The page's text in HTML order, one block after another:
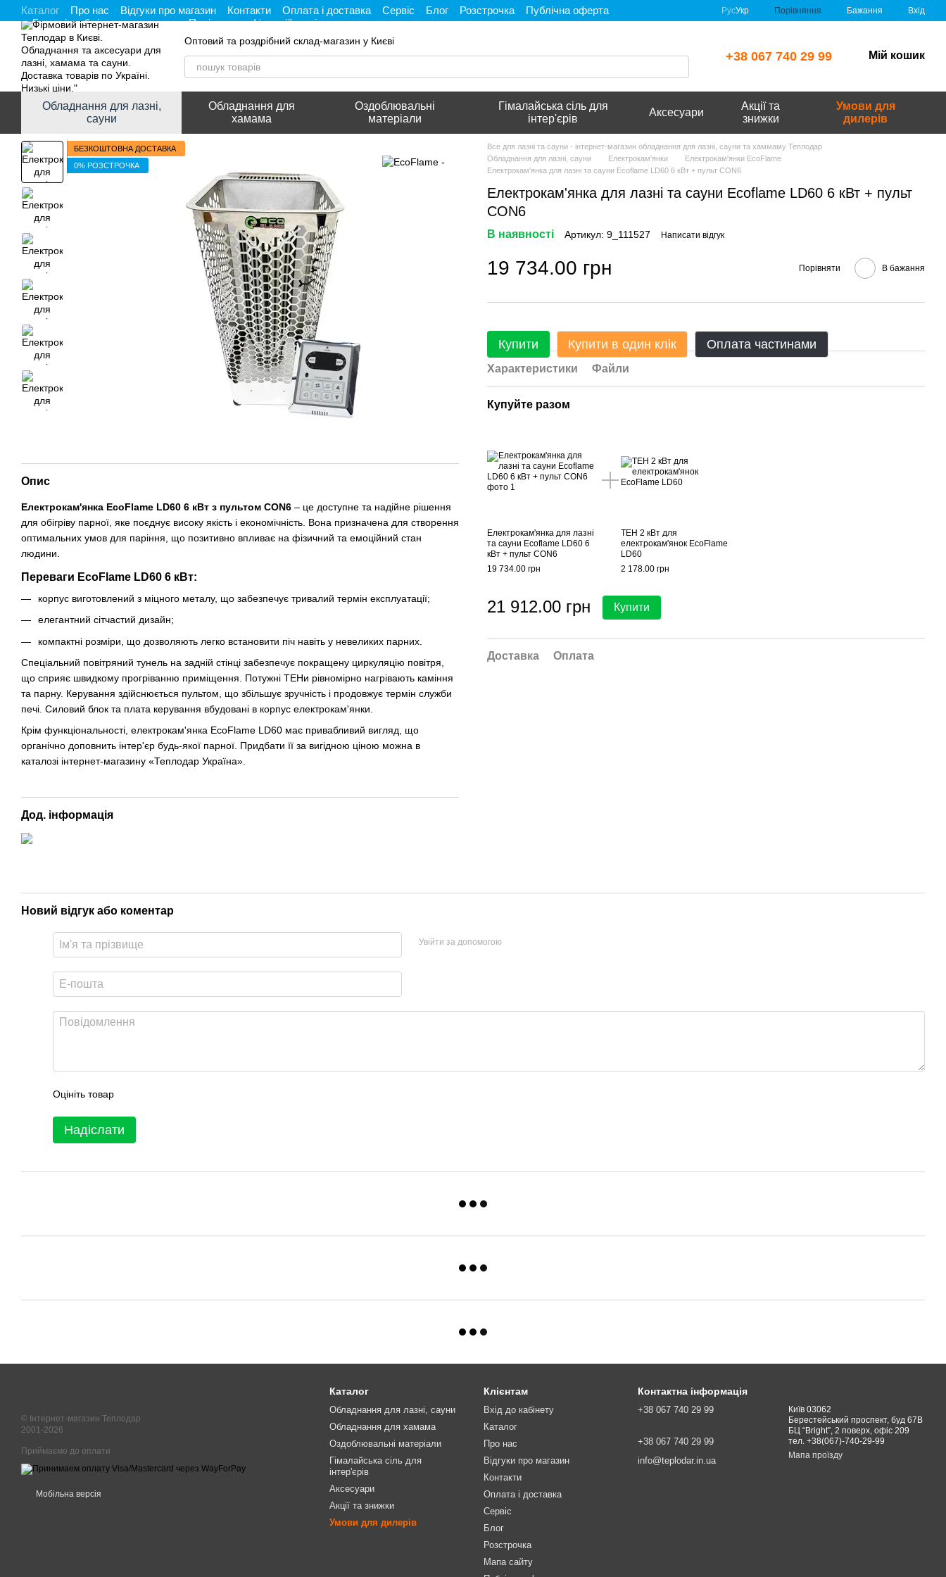
Перейти до основного контенту
Каталог Про нас Відгуки про магазин Контакти Оплата і доставка Сервіс Блог Розстрочка
Публічна оферта
Гарантія, обмін та повернення
Політика конфіденційності
РусУкр Порівняння Бажання Вхід
Оптовий та роздрібний склад-магазин у Києві
+38 067 740 29 99 Мій кошик
Обладнання для лазні,
сауни
Обладнання для
хамама
Оздоблювальні
матеріали
Гімалайська сіль для
інтер'єрів
Аксесуари
Акції та
знижки
Умови для
дилерів
БЕЗКОШТОВНА ДОСТАВКА
0% РОЗСТРОЧКА
Опис
Електрокам'янка EcoFlame LD60 6 кВт з пультом CON6 – це доступне та надійне рішення
для обігріву парної, яке поєднує високу якість і економічність. Вона призначена для створення
оптимальних умов для паріння, що позитивно впливає на фізичний та емоційний стан
людини.
Переваги EcoFlame LD60 6 кВт:
корпус виготовлений з міцного металу, що забезпечує тривалий термін експлуатації;
елегантний сітчастий дизайн;
компактні розміри, що дозволяють легко встановити піч навіть у невеликих парних.
Спеціальний повітряний тунель на задній стінці забезпечує покращену циркуляцію повітря,
що сприяє швидкому прогріванню приміщення. Потужні ТЕНи рівномірно нагрівають каміння
та парну. Керування здійснюється пультом, що збільшує зручність і продовжує термін служби
печі. Силовий блок та плата керування вбудовані в корпус електрокам'янки.
Крім функціональності, електрокам'янка EcoFlame LD60 має привабливий вигляд, що
органічно доповнить інтер'єр будь-якої парної. Придбати її за вигідною ціною можна в
каталозі інтернет-магазину «Теплодар Україна».
Дод. інформація
Все для лазні та сауни - інтернет-магазин обладнання для лазні, сауни та хаммаму Теплодар
Обладнання для лазні, сауни
Електрокам'янки
Електрокам'янки EcoFlame
Електрокам'янка для лазні та сауни Ecoflame LD60 6 кВт + пульт CON6
Електрокам'янка для лазні та сауни Ecoflame LD60 6 кВт + пульт
CON6
В наявності Артикул: 9_111527 Написати відгук
19 734.00 грн Порівняти В бажання
Купити Купити в один клік Оплата частинами
Характеристики Файли
Купуйте разом
Електрокам'янка для лазні
та сауни Ecoflame LD60 6
кВт + пульт CON6
19 734.00 грн
ТЕН 2 кВт для
електрокам'янок EcoFlame
LD60
2 178.00 грн
21 912.00 грн Купити
Доставка Оплата
Новий відгук або коментар
Увійти за допомогою
Оцініть товар
Надіслати
© Інтернет-магазин Теплодар
2001-2026
Приймаємо до оплати
Мобільна версія
Каталог
Обладнання для лазні, сауни
Обладнання для хамама
Оздоблювальні матеріали
Гімалайська сіль для
інтер'єрів
Аксесуари
Акції та знижки
Умови для дилерів
Клієнтам
Вхід до кабінету
Каталог
Про нас
Відгуки про магазин
Контакти
Оплата і доставка
Сервіс
Блог
Розстрочка
Мапа сайту
Контактна інформація
+38 067 740 29 99
+38 067 740 29 99
info@teplodar.in.ua
Київ 03062
Берестейський проспект, буд 67В
БЦ “Bright”, 2 поверх, офіс 209
тел. +38(067)-740-29-99
Мапа проїзду